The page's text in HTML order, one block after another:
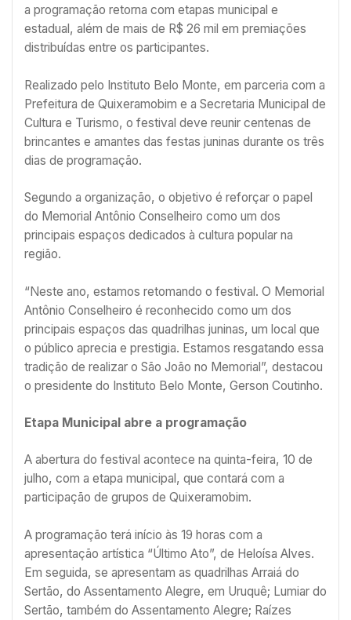
a programação retorna com etapas municipal e
estadual, além de mais de R$ 26 mil em premiações
distribuídas entre os participantes.
Realizado pelo Instituto Belo Monte, em parceria com a
Prefeitura de Quixeramobim e a Secretaria Municipal de
Cultura e Turismo, o festival deve reunir centenas de
brincantes e amantes das festas juninas durante os três
dias de programação.
Segundo a organização, o objetivo é reforçar o papel
do Memorial Antônio Conselheiro como um dos
principais espaços dedicados à cultura popular na
região.
“Neste ano, estamos retomando o festival. O Memorial
Antônio Conselheiro é reconhecido como um dos
principais espaços das quadrilhas juninas, um local que
o público aprecia e prestigia. Estamos resgatando essa
tradição de realizar o São João no Memorial”, destacou
o presidente do Instituto Belo Monte, Gerson Coutinho.
Etapa Municipal abre a programação
A abertura do festival acontece na quinta-feira, 10 de
julho, com a etapa municipal, que contará com a
participação de grupos de Quixeramobim.
A programação terá início às 19 horas com a
apresentação artística “Último Ato”, de Heloísa Alves.
Em seguida, se apresentam as quadrilhas Arraiá do
Sertão, do Assentamento Alegre, em Uruquê; Lumiar do
Sertão, também do Assentamento Alegre; Raízes